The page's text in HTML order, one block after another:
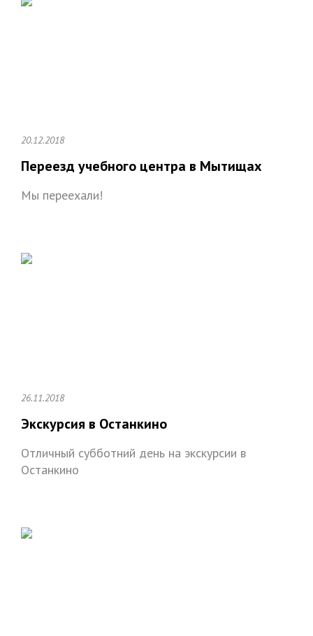
20.12.2018
Переезд учебного центра в Мытищах
Мы переехали!
26.11.2018
Экскурсия в Останкино
Отличный субботний день на экскурсии в
Останкино